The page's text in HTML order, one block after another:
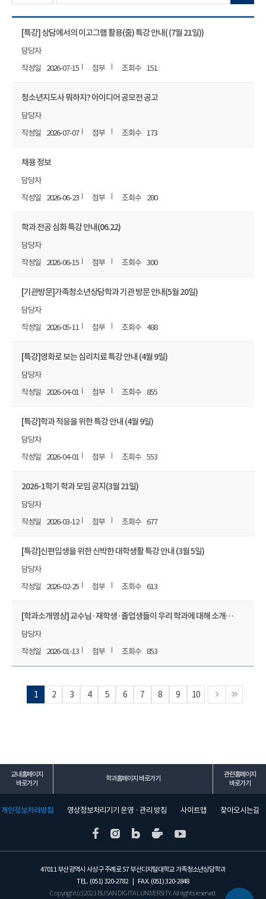
[특강] 상담에서의 이고그램 활용(줌) 특강 안내( (7월 21일))
담당자
2026-07-15
151
청소년지도사 뭐하지? 아이디어 공모전 공고
담당자
2026-07-07
173
채용 정보
담당자
2026-06-23
280
학과 전공 심화 특강 안내(06.22)
담당자
2026-06-15
300
[기관방문]가족청소년상담학과 기관 방문 안내(5월 20일)
담당자
2026-05-11
488
[특강]영화로 보는 심리치료 특강 안내 (4월 9일)
담당자
2026-04-01
855
[특강]학과 적응을 위한 특강 안내 (4월 9일)
담당자
2026-04-01
553
2026-1학기 학과 모임 공지(3월 21일)
담당자
2026-03-12
677
[특강]신편입생을 위한 신박한 대학생활 특강 안내 (3월 5일)
담당자
2026-02-25
613
[학과소개영상] 교수님·재학생·졸업생들이 우리 학과에 대해 소개합니다!🎤
담당자
2026-01-13
853
1 2 3 4 5 6 7 8 9 10
교내홈페이지
바로가기
학과홈페이지 바로가기
관련홈페이지
바로가기
개인정보처리방침 영상정보처리기기 운영 · 관리 방침 사이트맵 찾아오시는길
47011 부산광역시 사상구 주례로 57 부산디지털대학교 가족청소년상담학과
TEL. (051) 320-2782 | FAX. (051) 320-2848
Copyright (c) 2021 BUSAN DIGITAL UNIVERSITY. All rights reserved.